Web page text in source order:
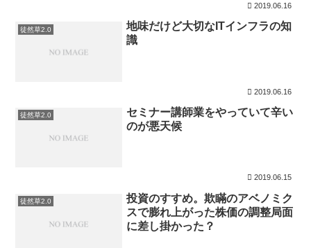
2019.06.16
徒然草2.0
地味だけど大切なITインフラの知
識
2019.06.16
徒然草2.0
セミナー講師業をやっていて辛い
のが悪天候
2019.06.15
徒然草2.0
投資のすすめ。欺瞞のアベノミク
スで膨れ上がった株価の調整局面
に差し掛かった？